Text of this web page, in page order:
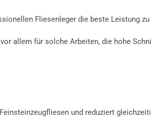
Fliesenleger die beste Leistung
allem für solche Arbeiten, die hohe
und reduziert